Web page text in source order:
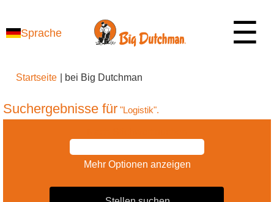
Sprache ☰
Startseite bei Big Dutchman
Suchergebnisse für "Logistik".
Mehr Optionen anzeigen